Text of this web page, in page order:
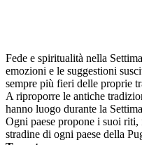
Fede e spiritualità nella
emozioni e le suggestioni
sempre più fieri delle proprie
A riproporre le antiche
hanno luogo durante la
Ogni paese propone i suoi
stradine di ogni paese della